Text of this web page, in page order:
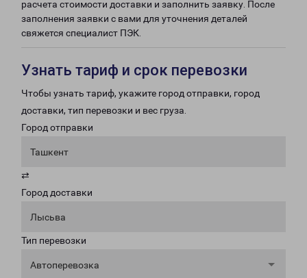
расчета стоимости доставки и заполнить заявку. После
заполнения заявки с вами для уточнения деталей
свяжется специалист ПЭК.
Узнать тариф и срок перевозки
Чтобы узнать тариф, укажите город отправки, город
доставки, тип перевозки и вес груза.
Город отправки
Ташкент
⇄
Город доставки
Лысьва
Тип перевозки
Автоперевозка